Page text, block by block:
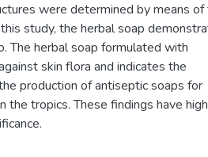
were determined by means of
study, the herbal soap
The herbal soap formulated with
skin flora and indicates the
production of antiseptic soaps for
the tropics. These findings have high